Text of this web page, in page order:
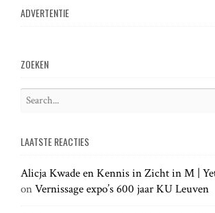
ADVERTENTIE
ZOEKEN
r
h
f
LAATSTE REACTIES
Alicja Kwade en Kennis in Zicht in M |
onVernissage expo’s 600 jaar KU Leuven